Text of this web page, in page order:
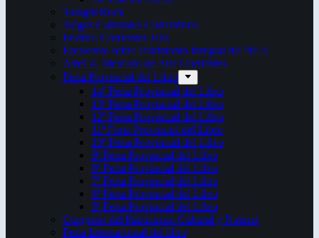
Taragüi Rock
Juegos Culturales Correntinos
Festival Corrientes Jazz
Encuentro sobre Patrimonio Integral del NEA
ArteCo. Mercado de Arte Corrientes
Feria Provincial del Libro
14ª Feria Provincial del Libro
13ª Feria Provincial del Libro
12ª Feria Provincial del Libro
11ª Feria Provincial del Libro
10ª Feria Provincial del Libro
9ª Feria Provincial del Libro
8ª Feria Provincial del Libro
7ª Feria Provincial del Libro
6ª Feria Provincial del Libro
5ª Feria Provincial del Libro
Congreso del Patrimonio Cultural y Natural
Feria Internacional del libro